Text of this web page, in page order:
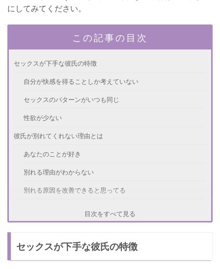
にしてみてください。
この記事の目次
セックスが下手な彼氏の特徴
自分が快感を得ることしか考えていない
セックスのパターンがいつも同じ
性欲が少ない
彼氏が別れてくれない理由とは
あなたのことが好き
別れる理由がわからない
別れる原因を改善できると思ってる
別れる最終手段としてセックスが下手なことを伝える
彼氏と別れたいときの上手な伝え方
目次をすべて見る
セックスが下手な彼氏の特徴